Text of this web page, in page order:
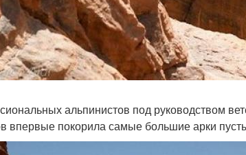
альпинистов под руководством
покорила самые большие арки